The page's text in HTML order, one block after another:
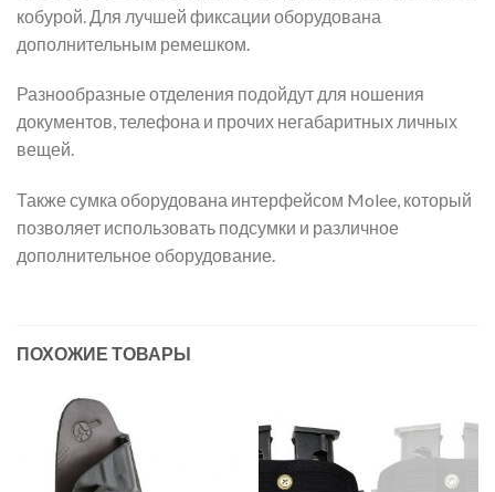
кобурой. Для лучшей фиксации оборудована
дополнительным ремешком.
Разнообразные отделения подойдут для ношения
документов, телефона и прочих негабаритных личных
вещей.
Также сумка оборудована интерфейсом Molee, который
позволяет использовать подсумки и различное
дополнительное оборудование.
ПОХОЖИЕ ТОВАРЫ